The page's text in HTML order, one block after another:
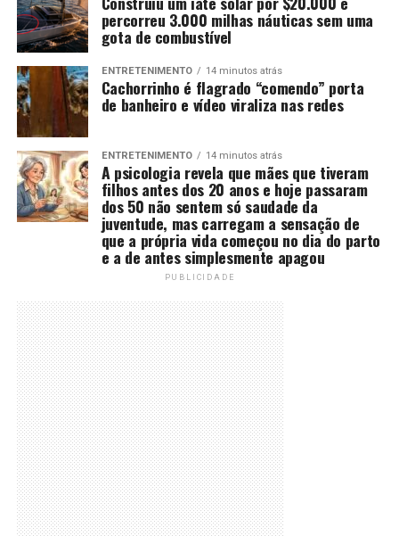
percorreu 3.000 milhas náuticas sem uma
gota de combustível
ENTRETENIMENTO 14 minutos atrás
Cachorrinho é flagrado “comendo” porta
de banheiro e vídeo viraliza nas redes
ENTRETENIMENTO 14 minutos atrás
A psicologia revela que mães que tiveram
filhos antes dos 20 anos e hoje passaram
dos 50 não sentem só saudade da
juventude, mas carregam a sensação de
que a própria vida começou no dia do parto
e a de antes simplesmente apagou
PUBLICIDADE